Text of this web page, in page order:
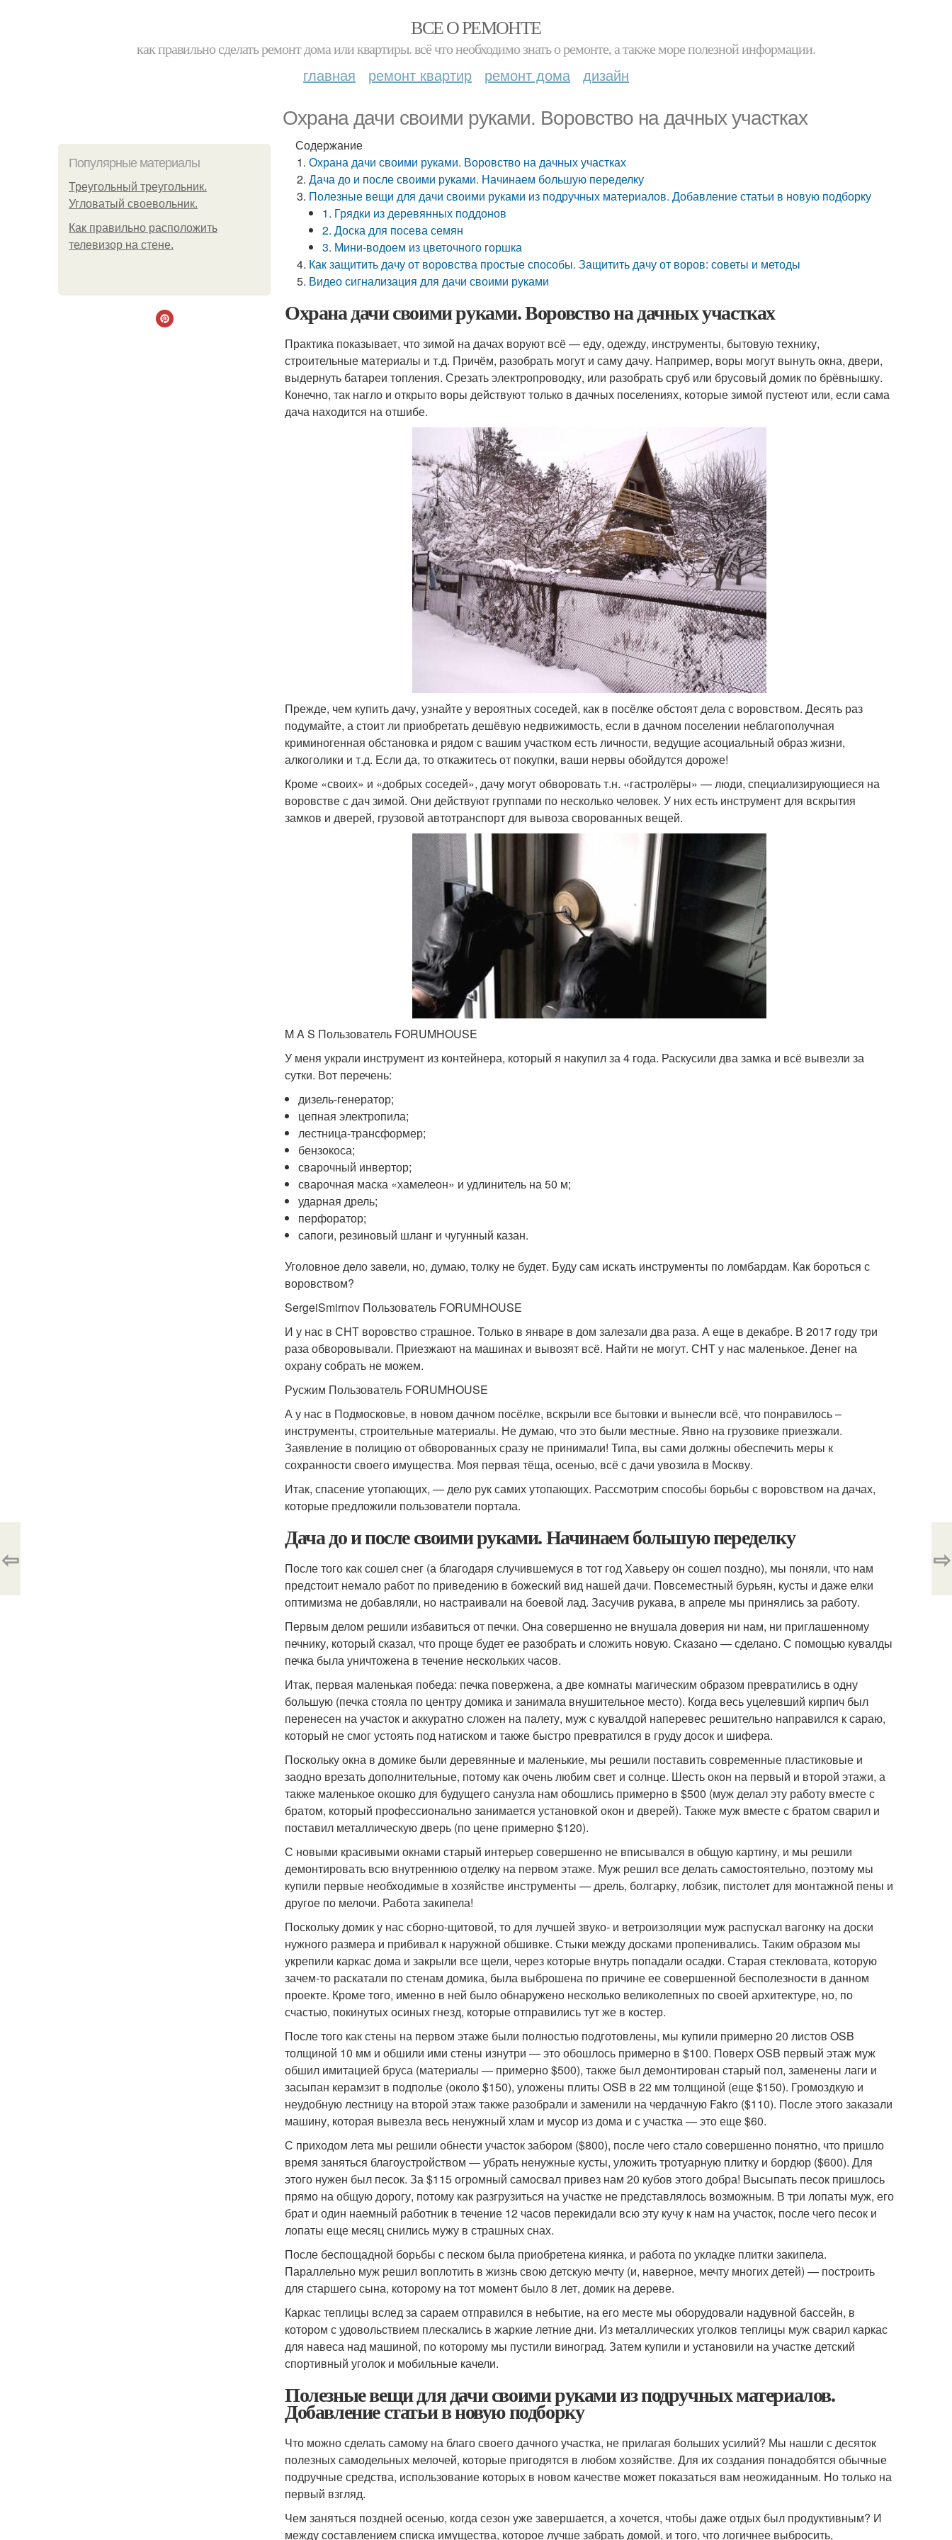
ВСЕ О РЕМОНТЕ
как правильно сделать ремонт дома или квартиры. всё что необходимо знать о ремонте, а также море полезной информации.
главная ремонт квартир ремонт дома дизайн
Охрана дачи своими руками. Воровство на дачных участках
Популярные материалы
Треугольный треугольник.
Угловатый своевольник.
Как правильно расположить
телевизор на стене.
Содержание
Охрана дачи своими руками. Воровство на дачных участках
Дача до и после своими руками. Начинаем большую переделку
Полезные вещи для дачи своими руками из подручных материалов. Добавление статьи в новую подборку
1. Грядки из деревянных поддонов
2. Доска для посева семян
3. Мини-водоем из цветочного горшка
Как защитить дачу от воровства простые способы. Защитить дачу от воров: советы и методы
Видео сигнализация для дачи своими руками
Охрана дачи своими руками. Воровство на дачных участках
Практика показывает, что зимой на дачах воруют всё — еду, одежду, инструменты, бытовую технику,
строительные материалы и т.д. Причём, разобрать могут и саму дачу. Например, воры могут вынуть окна, двери,
выдернуть батареи топления. Срезать электропроводку, или разобрать сруб или брусовый домик по брёвнышку.
Конечно, так нагло и открыто воры действуют только в дачных поселениях, которые зимой пустеют или, если сама
дача находится на отшибе.
Прежде, чем купить дачу, узнайте у вероятных соседей, как в посёлке обстоят дела с воровством. Десять раз
подумайте, а стоит ли приобретать дешёвую недвижимость, если в дачном поселении неблагополучная
криминогенная обстановка и рядом с вашим участком есть личности, ведущие асоциальный образ жизни,
алкоголики и т.д. Если да, то откажитесь от покупки, ваши нервы обойдутся дороже!
Кроме «своих» и «добрых соседей», дачу могут обворовать т.н. «гастролёры» — люди, специализирующиеся на
воровстве с дач зимой. Они действуют группами по несколько человек. У них есть инструмент для вскрытия
замков и дверей, грузовой автотранспорт для вывоза сворованных вещей.
M A S Пользователь FORUMHOUSE
У меня украли инструмент из контейнера, который я накупил за 4 года. Раскусили два замка и всё вывезли за
сутки. Вот перечень:
дизель-генератор;
цепная электропила;
лестница-трансформер;
бензокоса;
сварочный инвертор;
сварочная маска «хамелеон» и удлинитель на 50 м;
ударная дрель;
перфоратор;
сапоги, резиновый шланг и чугунный казан.
Уголовное дело завели, но, думаю, толку не будет. Буду сам искать инструменты по ломбардам. Как бороться с
воровством?
SergeiSmirnov Пользователь FORUMHOUSE
И у нас в СНТ воровство страшное. Только в январе в дом залезали два раза. А еще в декабре. В 2017 году три
раза обворовывали. Приезжают на машинах и вывозят всё. Найти не могут. СНТ у нас маленькое. Денег на
охрану собрать не можем.
Русжим Пользователь FORUMHOUSE
А у нас в Подмосковье, в новом дачном посёлке, вскрыли все бытовки и вынесли всё, что понравилось –
инструменты, строительные материалы. Не думаю, что это были местные. Явно на грузовике приезжали.
Заявление в полицию от обворованных сразу не принимали! Типа, вы сами должны обеспечить меры к
сохранности своего имущества. Моя первая тёща, осенью, всё с дачи увозила в Москву.
Итак, спасение утопающих, — дело рук самих утопающих. Рассмотрим способы борьбы с воровством на дачах,
которые предложили пользователи портала.
Дача до и после своими руками. Начинаем большую переделку
После того как сошел снег (а благодаря случившемуся в тот год Хавьеру он сошел поздно), мы поняли, что нам
предстоит немало работ по приведению в божеский вид нашей дачи. Повсеместный бурьян, кусты и даже елки
оптимизма не добавляли, но настраивали на боевой лад. Засучив рукава, в апреле мы принялись за работу.
Первым делом решили избавиться от печки. Она совершенно не внушала доверия ни нам, ни приглашенному
печнику, который сказал, что проще будет ее разобрать и сложить новую. Сказано — сделано. С помощью кувалды
печка была уничтожена в течение нескольких часов.
Итак, первая маленькая победа: печка повержена, а две комнаты магическим образом превратились в одну
большую (печка стояла по центру домика и занимала внушительное место). Когда весь уцелевший кирпич был
перенесен на участок и аккуратно сложен на палету, муж с кувалдой наперевес решительно направился к сараю,
который не смог устоять под натиском и также быстро превратился в груду досок и шифера.
Поскольку окна в домике были деревянные и маленькие, мы решили поставить современные пластиковые и
заодно врезать дополнительные, потому как очень любим свет и солнце. Шесть окон на первый и второй этажи, а
также маленькое окошко для будущего санузла нам обошлись примерно в $500 (муж делал эту работу вместе с
братом, который профессионально занимается установкой окон и дверей). Также муж вместе с братом сварил и
поставил металлическую дверь (по цене примерно $120).
С новыми красивыми окнами старый интерьер совершенно не вписывался в общую картину, и мы решили
демонтировать всю внутреннюю отделку на первом этаже. Муж решил все делать самостоятельно, поэтому мы
купили первые необходимые в хозяйстве инструменты — дрель, болгарку, лобзик, пистолет для монтажной пены и
другое по мелочи. Работа закипела!
Поскольку домик у нас сборно-щитовой, то для лучшей звуко- и ветроизоляции муж распускал вагонку на доски
нужного размера и прибивал к наружной обшивке. Стыки между досками пропенивались. Таким образом мы
укрепили каркас дома и закрыли все щели, через которые внутрь попадали осадки. Старая стекловата, которую
зачем-то раскатали по стенам домика, была выброшена по причине ее совершенной бесполезности в данном
проекте. Кроме того, именно в ней было обнаружено несколько великолепных по своей архитектуре, но, по
счастью, покинутых осиных гнезд, которые отправились тут же в костер.
После того как стены на первом этаже были полностью подготовлены, мы купили примерно 20 листов OSB
толщиной 10 мм и обшили ими стены изнутри — это обошлось примерно в $100. Поверх OSB первый этаж муж
обшил имитацией бруса (материалы — примерно $500), также был демонтирован старый пол, заменены лаги и
засыпан керамзит в подполье (около $150), уложены плиты OSB в 22 мм толщиной (еще $150). Громоздкую и
неудобную лестницу на второй этаж также разобрали и заменили на чердачную Fakro ($110). После этого заказали
машину, которая вывезла весь ненужный хлам и мусор из дома и с участка — это еще $60.
С приходом лета мы решили обнести участок забором ($800), после чего стало совершенно понятно, что пришло
время заняться благоустройством — убрать ненужные кусты, уложить тротуарную плитку и бордюр ($600). Для
этого нужен был песок. За $115 огромный самосвал привез нам 20 кубов этого добра! Высыпать песок пришлось
прямо на общую дорогу, потому как разгрузиться на участке не представлялось возможным. В три лопаты муж, его
брат и один наемный работник в течение 12 часов перекидали всю эту кучу к нам на участок, после чего песок и
лопаты еще месяц снились мужу в страшных снах.
После беспощадной борьбы с песком была приобретена киянка, и работа по укладке плитки закипела.
Параллельно муж решил воплотить в жизнь свою детскую мечту (и, наверное, мечту многих детей) — построить
для старшего сына, которому на тот момент было 8 лет, домик на дереве.
Каркас теплицы вслед за сараем отправился в небытие, на его месте мы оборудовали надувной бассейн, в
котором с удовольствием плескались в жаркие летние дни. Из металлических уголков теплицы муж сварил каркас
для навеса над машиной, по которому мы пустили виноград. Затем купили и установили на участке детский
спортивный уголок и мобильные качели.
Полезные вещи для дачи своими руками из подручных материалов.
Добавление статьи в новую подборку
Что можно сделать самому на благо своего дачного участка, не прилагая больших усилий? Мы нашли с десяток
полезных самодельных мелочей, которые пригодятся в любом хозяйстве. Для их создания понадобятся обычные
подручные средства, использование которых в новом качестве может показаться вам неожиданным. Но только на
первый взгляд.
Чем заняться поздней осенью, когда сезон уже завершается, а хочется, чтобы даже отдых был продуктивным? И
между составлением списка имущества, которое лучше забрать домой, и того, что логичнее выбросить,
⇦ ⇨